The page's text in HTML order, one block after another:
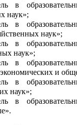
в
наук»;
в
наук»;
в
наук»;
в
и
в
наук»;
в